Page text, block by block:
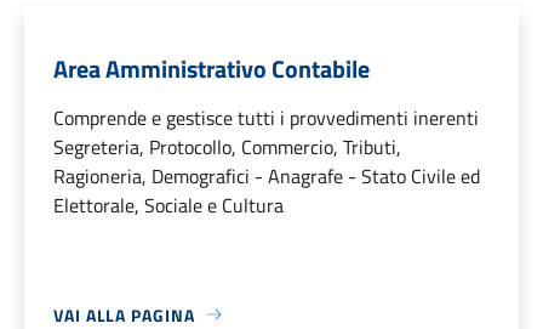
Area Amministrativo Contabile
Comprende e gestisce tutti i provvedimenti inerenti
Segreteria, Protocollo, Commercio, Tributi,
Ragioneria, Demografici - Anagrafe - Stato Civile ed
Elettorale, Sociale e Cultura
VAI ALLA PAGINA